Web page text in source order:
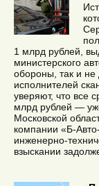
1 млрд рублей,
министерского
обороны, так и
исполнителей
уверяют, что все
млрд рублей —
Московской
компании «Б-
инженерно-
взыскании